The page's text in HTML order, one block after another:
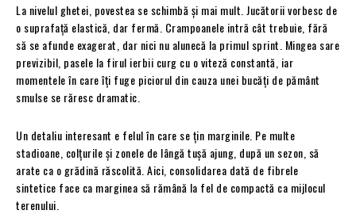
La nivelul ghetei, povestea se schimbă și mai mult. Jucătorii vorbesc de
o suprafață elastică, dar fermă. Crampoanele intră cât trebuie, fără
să se afunde exagerat, dar nici nu alunecă la primul sprint. Mingea sare
previzibil, pasele la firul ierbii curg cu o viteză constantă, iar
momentele în care îți fuge piciorul din cauza unei bucăți de pământ
smulse se răresc dramatic.
Un detaliu interesant e felul în care se țin marginile. Pe multe
stadioane, colțurile și zonele de lângă tușă ajung, după un sezon, să
arate ca o grădină răscolită. Aici, consolidarea dată de fibrele
sintetice face ca marginea să rămână la fel de compactă ca mijlocul
terenului.